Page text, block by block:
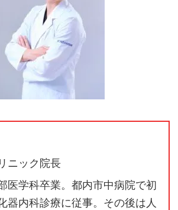
ニック院長
医学科卒業。都内市中病院で初
器内科診療に従事。その後は人